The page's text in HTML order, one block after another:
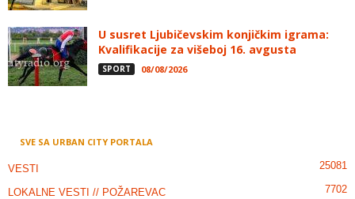
U susret Ljubičevskim konjičkim igrama:
Kvalifikacije za višeboj 16. avgusta
SPORT 08/08/2026
SVE SA URBAN CITY PORTALA
VESTI 25081
LOKALNE VESTI // POŽAREVAC 7702